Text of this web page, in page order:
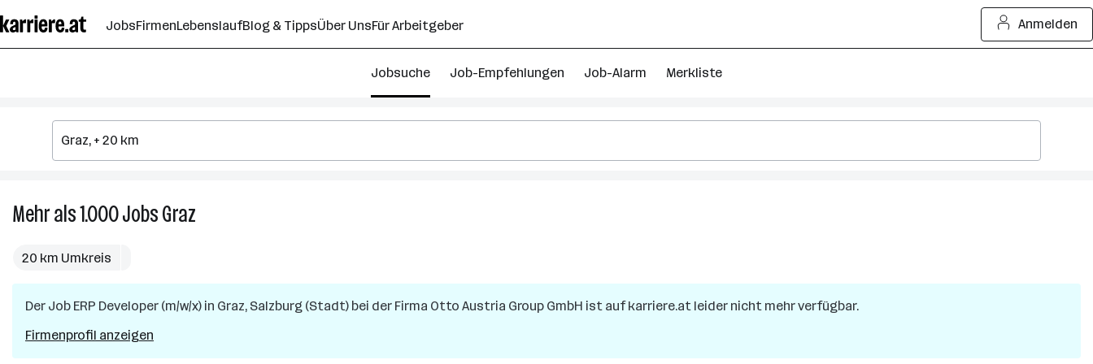
Seiteninhalt
springen
JobsFirmenLebenslaufBlog & TippsÜber UnsFür Arbeitgeber Anmelden
Jobsuche Job-Empfehlungen Job-Alarm Merkliste
Mehr als 1.000JobsGraz
in
Graz
20 km Umkreis
Der Job ERP Developer (m/w/x) in Graz, Salzburg (Stadt) bei der Firma Otto Austria Group GmbH ist auf karriere.at leider nicht mehr verfügbar.
Firmenprofil anzeigen